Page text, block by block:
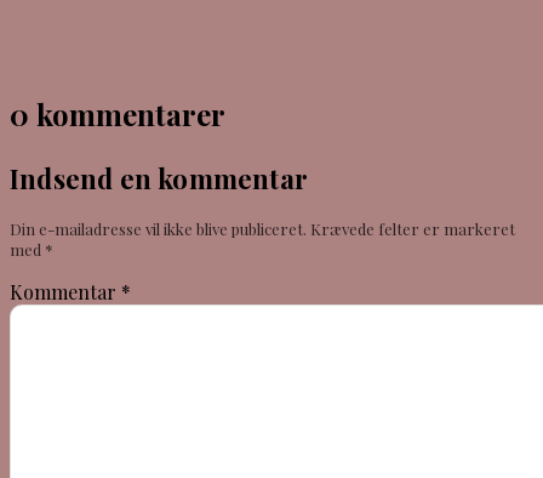
0 kommentarer
Indsend en kommentar
Din e-mailadresse vil ikke blive publiceret. Krævede felter er markeret
med *
Kommentar *